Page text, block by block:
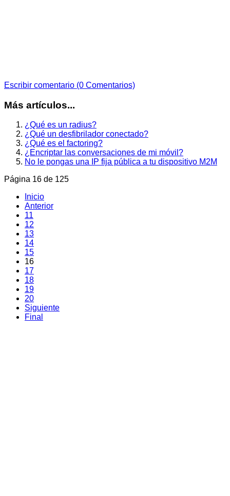
Escribir comentario (0 Comentarios)
Más artículos...
¿Qué es un radius?
¿Qué un desfibrilador conectado?
¿Qué es el factoring?
¿Encriptar las conversaciones de mi móvil?
No le pongas una IP fija pública a tu dispositivo M2M
Página 16 de 125
Inicio
Anterior
11
12
13
14
15
16
17
18
19
20
Siguiente
Final